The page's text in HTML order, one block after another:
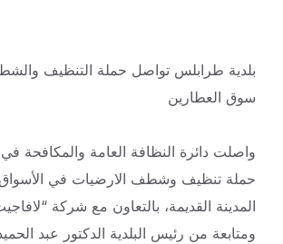
بلدية طرابلس تواصل حملة التنظيف
سوق العطارين
واصلت دائرة النظافة العامة والمكافحة
حملة تنظيف وشطف الارضيات في الأسواق
المدينة القديمة، بالتعاون مع شركة
ومتابعة من رئيس البلدية الدكتور عبد